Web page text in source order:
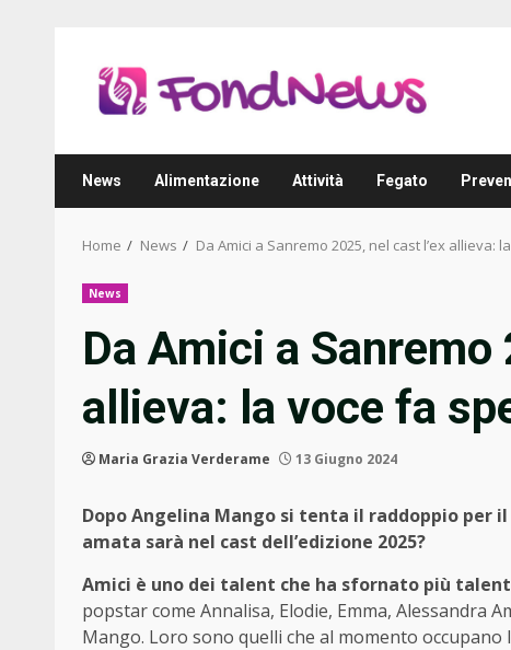
content
News Alimentazione Attività Fegato
Home News Da Amici a Sanremo 2025, nel cast l’ex allieva:
News
Da Amici a Sanremo
allieva: la voce fa
Maria Grazia Verderame 13 Giugno 2024
Dopo Angelina Mango si tenta il raddoppio per
amata sarà nel cast dell’edizione 2025?
Amici è uno dei talent che ha sfornato più
popstar come Annalisa, Elodie, Emma, Alessandra
Mango. Loro sono quelli che al momento